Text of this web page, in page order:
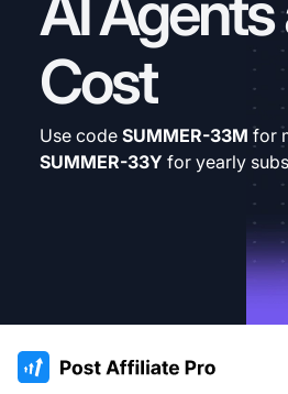
Cost
Use code SUMMER-33M for
SUMMER-33Y for yearly
:site.title